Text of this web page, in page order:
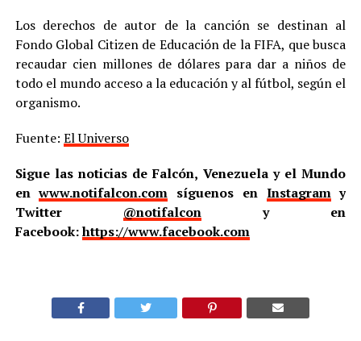
Los derechos de autor de la canción se destinan al
Fondo Global Citizen de Educación de la FIFA, que busca
recaudar cien millones de dólares para dar a niños de
todo el mundo acceso a la educación y al fútbol, según el
organismo.
Fuente: El Universo
Sigue las noticias de Falcón, Venezuela y el Mundo
enwww.notifalcon.com síguenos en Instagramy
Twitter @notifalcony en
Facebook:https://www.facebook.com